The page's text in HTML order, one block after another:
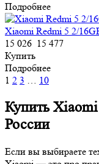
Подробнее
Xiaomi Redmi 5 2/
15 026 15 477
Купить
Подробнее
1 2 3 … 10
Купить Xiaomi
России
Если вы выбираете